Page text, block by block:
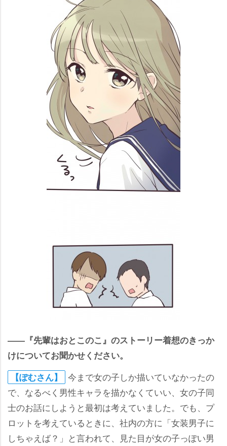
――『先輩はおとこのこ』のストーリー着想のきっか
けについてお聞かせください。
【ぽむさん】
今まで女の子しか描いていなかったの
で、なるべく男性キャラを描かなくていい、女の子同
士のお話にしようと最初は考えていました。でも、プ
ロットを考えているときに、社内の方に「女装男子に
しちゃえば？」と言われて、見た目が女の子っぽい男